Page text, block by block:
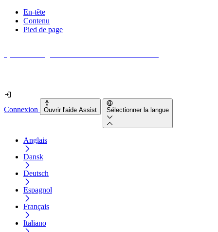
En-tête
Contenu
Pied de page
Connexion Ouvrir l'aide Assist Sélectionner la langue
Anglais
Dansk
Deutsch
Espagnol
Français
Italiano